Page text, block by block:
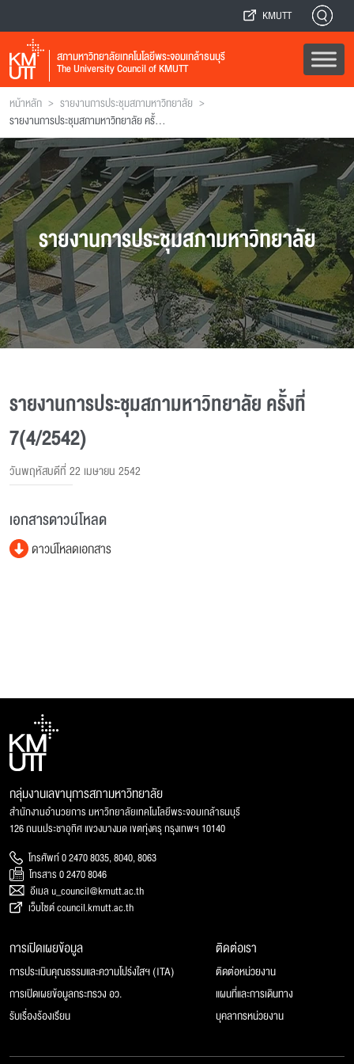
KMUTT
สภามหาวิทยาลัยเทคโนโลยีพระจอมเกล้าธนบุรี
The University Council of KMUTT
หน้าหลัก > รายงานการประชุมสภามหาวิทยาลัย >
รายงานการประชุมสภามหาวิทยาลัย ครั้งที่ 7(4/2542)
รายงานการประชุมสภามหาวิทยาลัย
รายงานการประชุมสภามหาวิทยาลัย ครั้งที่
7(4/2542)
วันพฤหัสบดีที่ 22 เมษายน 2542
เอกสารดาวน์โหลด
ดาวน์โหลดเอกสาร
กลุ่มงานเลขานุการสภามหาวิทยาลัย
สำนักงานอำนวยการ มหาวิทยาลัยเทคโนโลยีพระจอมเกล้าธนบุรี
126 ถนนประชาอุทิศ แขวงบางมด เขตทุ่งครุ กรุงเทพฯ 10140
โทรศัพท์ 0 2470 8035, 8040, 8063
โทรสาร 0 2470 8046
อีเมล u_council@kmutt.ac.th
เว็บไซต์ council.kmutt.ac.th
การเปิดเผยข้อมูล
การประเมินคุณธรรมและความโปร่งใสฯ (ITA)
การเปิดเผยข้อมูลกระทรวง อว.
รับเรื่องร้องเรียน
ติดต่อเรา
ติดต่อหน่วยงาน
แผนที่และการเดินทาง
บุคลากรหน่วยงาน